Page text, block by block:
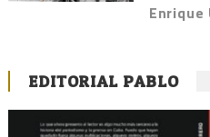
Enrique
EDITORIAL PABLO